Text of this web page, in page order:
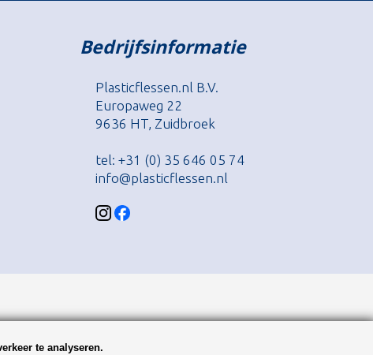
Bedrijfsinformatie
Plasticflessen.nl B.V.
Europaweg 22
9636 HT, Zuidbroek
tel: +31 (0) 35 646 05 74
info@plasticflessen.nl
te analyseren.